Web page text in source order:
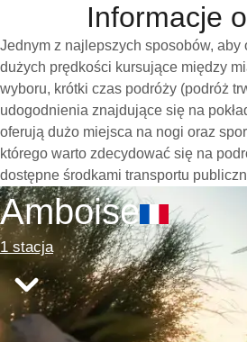
Informacje
Jednym z najlepszych sposobów,
dużych prędkości kursujące między
wyboru, krótki czas podróży (podróż
udogodnienia znajdujące się na
oferują dużo miejsca na nogi oraz
którego warto zdecydować się na
dostępne środkami transportu
Amboise
1 stacja